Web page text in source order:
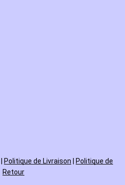
Politique de Livraison
Politique de
Retour